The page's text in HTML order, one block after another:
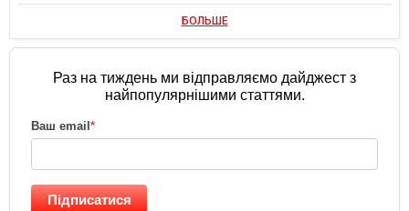
БОЛЬШЕ
Раз на тиждень ми відправляємо дайджест з
найпопулярнішими статтями.
Ваш email*
Підписатися